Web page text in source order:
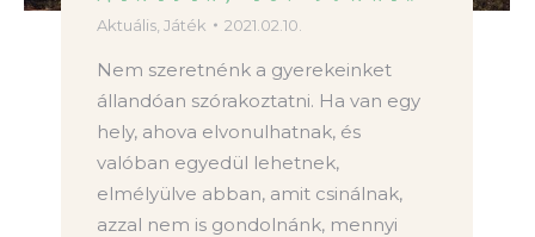
Aktuális, Játék 2021.02.10.
Nem szeretnénk a gyerekeinket
állandóan szórakoztatni. Ha van egy
hely, ahova elvonulhatnak, és
valóban egyedül lehetnek,
elmélyülve abban, amit csinálnak,
azzal nem is gondolnánk, mennyi